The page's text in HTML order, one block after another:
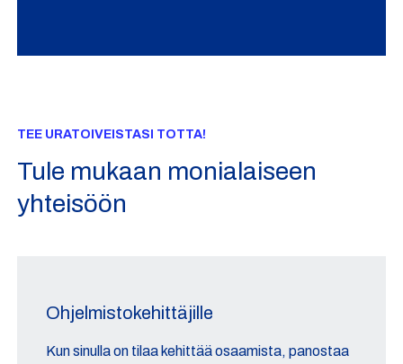
TEE URATOIVEISTASI TOTTA!
Tule mukaan monialaiseen
yhteisöön
Ohjelmistokehittäjille
Kun sinulla on tilaa kehittää osaamista, panostaa